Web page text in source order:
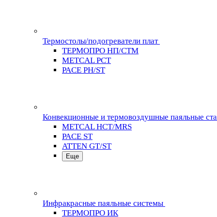
Термостолы/подогреватели плат
ТЕРМОПРО НП/СТМ
METCAL PCT
PACE PH/ST
Конвекционные и термовоздушные паяльные
METCAL HCT/MRS
PACE ST
ATTEN GT/ST
Еще
Инфракрасные паяльные системы
ТЕРМОПРО ИК